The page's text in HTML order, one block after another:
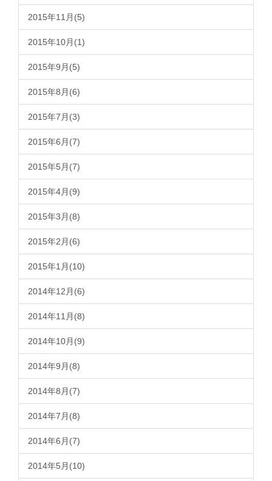
2015年11月(5)
2015年10月(1)
2015年9月(5)
2015年8月(6)
2015年7月(3)
2015年6月(7)
2015年5月(7)
2015年4月(9)
2015年3月(8)
2015年2月(6)
2015年1月(10)
2014年12月(6)
2014年11月(8)
2014年10月(9)
2014年9月(8)
2014年8月(7)
2014年7月(8)
2014年6月(7)
2014年5月(10)